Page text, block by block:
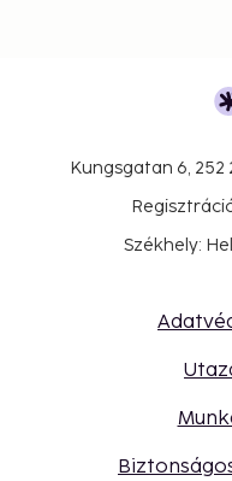
Kungsgatan 6, 252
Székhely: